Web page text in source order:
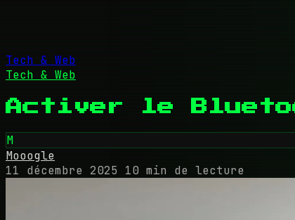
Tech & Web
Tech & Web
Activer le
M
Mooogle
11 décembre 2025
10 min de lecture